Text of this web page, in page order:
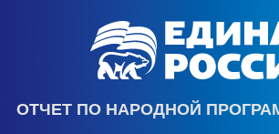
ОТЧЕТ ПО НАРОДНОЙ